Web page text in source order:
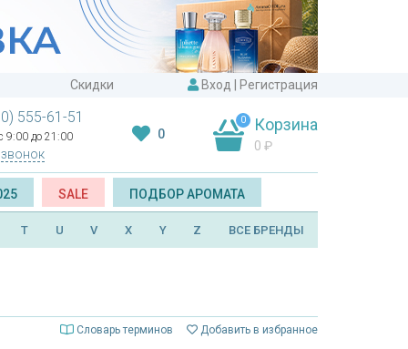
Скидки Вход Регистрация
555-61-51
9:00 до 21:00 0
0 Корзина
0 ₽
SALE ПОДБОР АРОМАТА
T U V X Y Z ВСЕ БРЕНДЫ
Словарь терминов Добавить в избранное